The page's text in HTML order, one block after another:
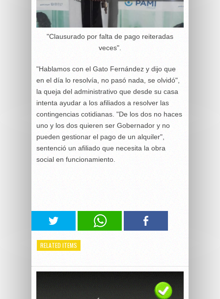
"Clausurado por falta de pago reiteradas
veces".
"Hablamos con el Gato Fernández y dijo que
en el día lo resolvía, no pasó nada, se olvidó",
la queja del administrativo que desde su casa
intenta ayudar a los afiliados a resolver las
contingencias cotidianas. "De los dos no haces
uno y los dos quieren ser Gobernador y no
pueden gestionar el pago de un alquiler",
sentenció un afiliado que necesita la obra
social en funcionamiento.
RELATED ITEMS